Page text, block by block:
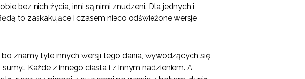
bez nich życia, inni są nimi znudzeni. Dla jednych i
to zaskakujące i czasem nieco odświeżone wersje
znamy tyle innych wersji tego dania, wywodzących się
Każde z innego ciasta i z innym nadzieniem. A